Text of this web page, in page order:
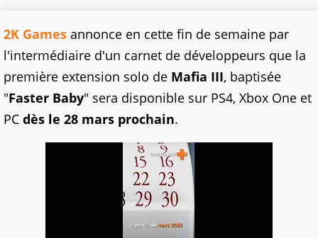
2K Games annonce en cette fin de semaine par
l'intermédiaire d'un carnet de développeurs que la
première extension solo de Mafia III, baptisée
"Faster Baby" sera disponible sur PS4, Xbox One et
PC dès le 28 mars prochain.